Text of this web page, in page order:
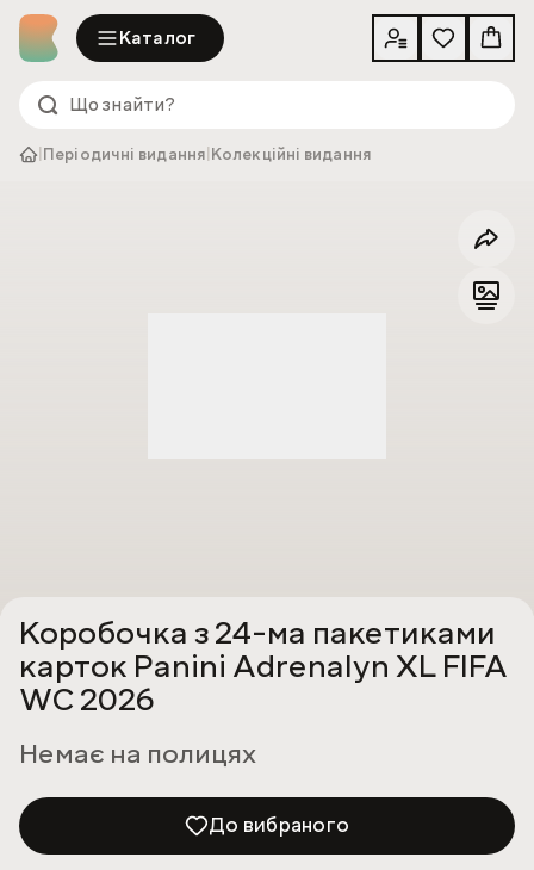
Каталог
Періодичні видання Колекційні видання
Коробочка з 24-ма пакетиками
карток Panini Adrenalyn XL FIFA
WC 2026
Немає на полицях
До вибраного